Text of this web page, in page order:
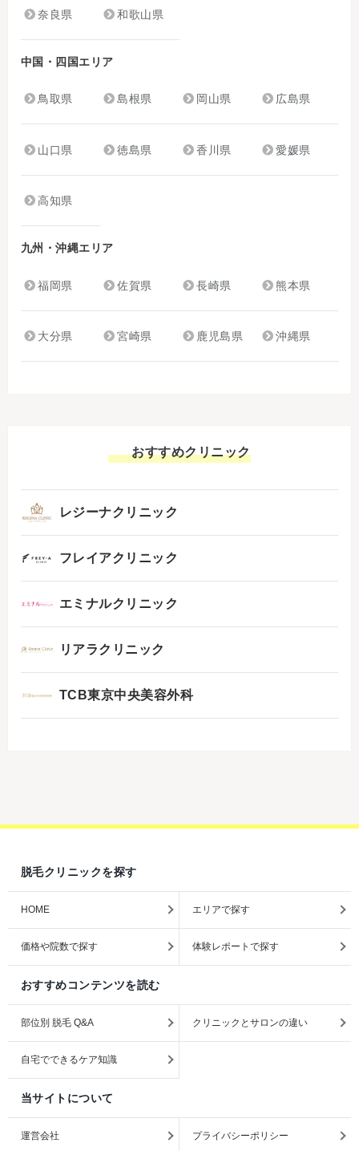
奈良県 和歌山県
中国・四国エリア
鳥取県 島根県 岡山県 広島県
山口県 徳島県 香川県 愛媛県
高知県
九州・沖縄エリア
福岡県 佐賀県 長崎県 熊本県
大分県 宮崎県 鹿児島県 沖縄県
おすすめクリニック
レジーナクリニック
フレイアクリニック
エミナルクリニック
リアラクリニック
TCB東京中央美容外科
脱毛クリニックを探す
HOME エリアで探す
価格や院数で探す 体験レポートで探す
おすすめコンテンツを読む
部位別 脱毛 Q&A クリニックとサロンの違い
自宅でできるケア知識
当サイトについて
運営会社 プライバシーポリシー